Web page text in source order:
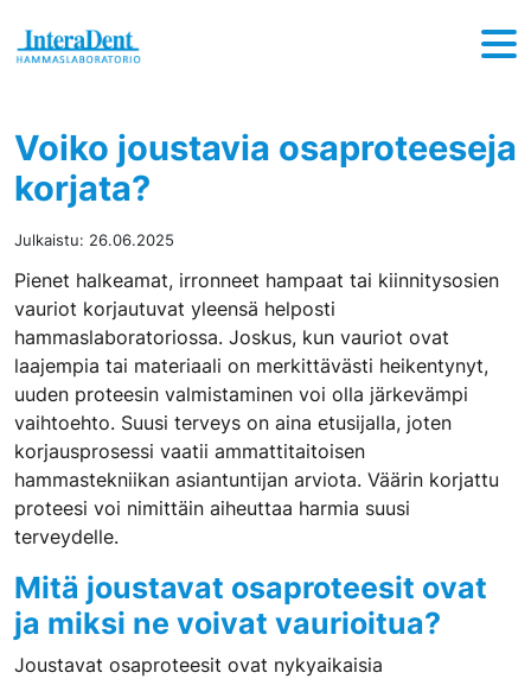
Voiko joustavia osaproteeseja
korjata?
Julkaistu: 26.06.2025
Pienet halkeamat, irronneet hampaat tai kiinnitysosien
vauriot korjautuvat yleensä helposti
hammaslaboratoriossa. Joskus, kun vauriot ovat
laajempia tai materiaali on merkittävästi heikentynyt,
uuden proteesin valmistaminen voi olla järkevämpi
vaihtoehto. Suusi terveys on aina etusijalla, joten
korjausprosessi vaatii ammattitaitoisen
hammastekniikan asiantuntijan arviota. Väärin korjattu
proteesi voi nimittäin aiheuttaa harmia suusi
terveydelle.
Mitä joustavat osaproteesit ovat
ja miksi ne voivat vaurioitua?
Joustavat osaproteesit ovat nykyaikaisia